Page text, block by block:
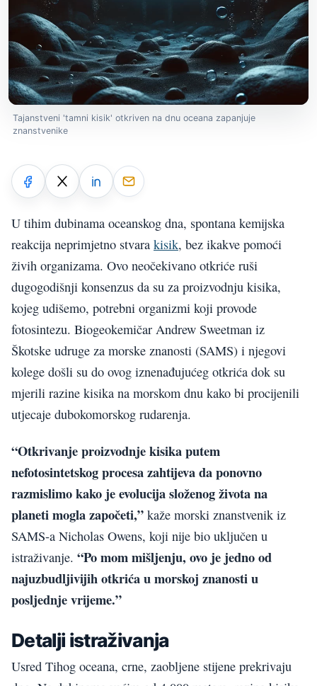
Tajanstveni 'tamni kisik' otkriven na dnu oceana zapanjuje
znanstvenike
U tihim dubinama oceanskog dna, spontana kemijska
reakcija neprimjetno stvara kisik, bez ikakve pomoći
živih organizama. Ovo neočekivano otkriće ruši
dugogodišnji konsenzus da su za proizvodnju kisika,
kojeg udišemo, potrebni organizmi koji provode
fotosintezu. Biogeokemičar Andrew Sweetman iz
Škotske udruge za morske znanosti (SAMS) i njegovi
kolege došli su do ovog iznenađujućeg otkrića dok su
mjerili razine kisika na morskom dnu kako bi procijenili
utjecaje dubokomorskog rudarenja.
“Otkrivanje proizvodnje kisika putem
nefotosintetskog procesa zahtijeva da ponovno
razmislimo kako je evolucija složenog života na
planeti mogla započeti,” kaže morski znanstvenik iz
SAMS-a Nicholas Owens, koji nije bio uključen u
istraživanje. “Po mom mišljenju, ovo je jedno od
najuzbudljivijih otkrića u morskoj znanosti u
posljednje vrijeme.”
Detalji istraživanja
Usred Tihog oceana, crne, zaobljene stijene prekrivaju